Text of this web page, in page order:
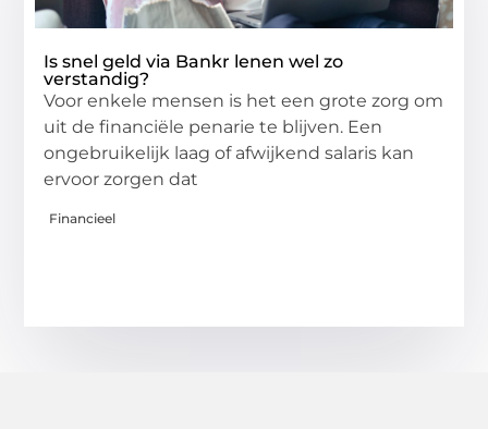
Is snel geld via Bankr lenen wel zo
verstandig?
Voor enkele mensen is het een grote zorg om
uit de financiële penarie te blijven. Een
ongebruikelijk laag of afwijkend salaris kan
ervoor zorgen dat
Financieel